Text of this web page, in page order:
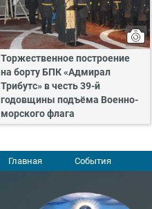
Торжественное построение
на борту БПК «Адмирал
Трибутс» в честь 39-й
годовщины подъёма Военно-
морского флага
Главная События